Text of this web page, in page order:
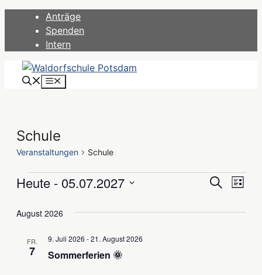
springen
Anträge
Spenden
Intern
Menü
Schule
Veranstaltungen Schule
Veranstaltungen
Suche
SucheListe
Heute - 05.07.2027
wählen.
August 2026
FR.
7 Sommerferien 🌞
9. Juli 2026 -21. August 2026